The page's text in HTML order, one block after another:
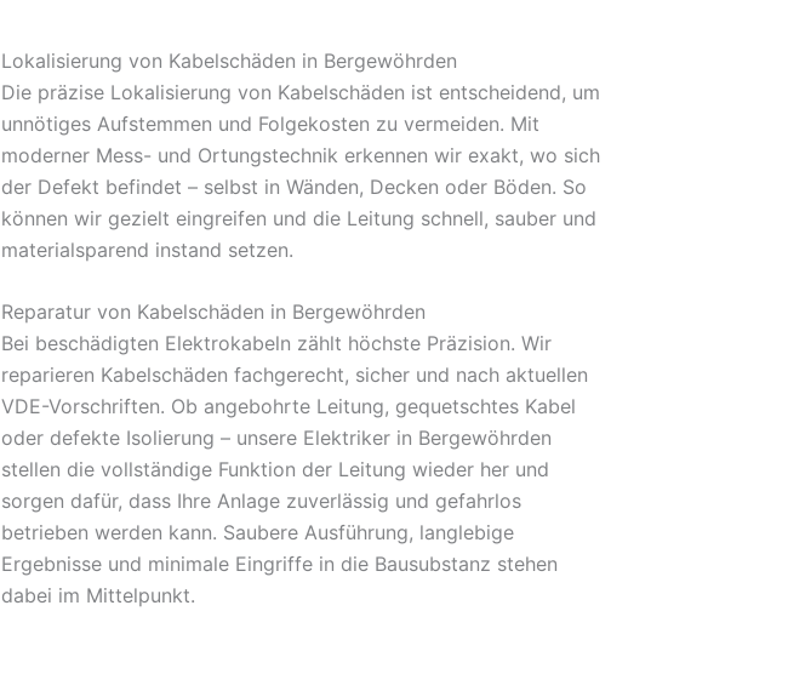
Lokalisierung von Kabelschäden in Bergewöhrden
Die präzise Lokalisierung von Kabelschäden ist entscheidend, um
unnötiges Aufstemmen und Folgekosten zu vermeiden. Mit
moderner Mess- und Ortungstechnik erkennen wir exakt, wo sich
der Defekt befindet – selbst in Wänden, Decken oder Böden. So
können wir gezielt eingreifen und die Leitung schnell, sauber und
materialsparend instand setzen.
Reparatur von Kabelschäden in Bergewöhrden
Bei beschädigten Elektrokabeln zählt höchste Präzision. Wir
reparieren Kabelschäden fachgerecht, sicher und nach aktuellen
VDE-Vorschriften. Ob angebohrte Leitung, gequetschtes Kabel
oder defekte Isolierung – unsere Elektriker in Bergewöhrden
stellen die vollständige Funktion der Leitung wieder her und
sorgen dafür, dass Ihre Anlage zuverlässig und gefahrlos
betrieben werden kann. Saubere Ausführung, langlebige
Ergebnisse und minimale Eingriffe in die Bausubstanz stehen
dabei im Mittelpunkt.